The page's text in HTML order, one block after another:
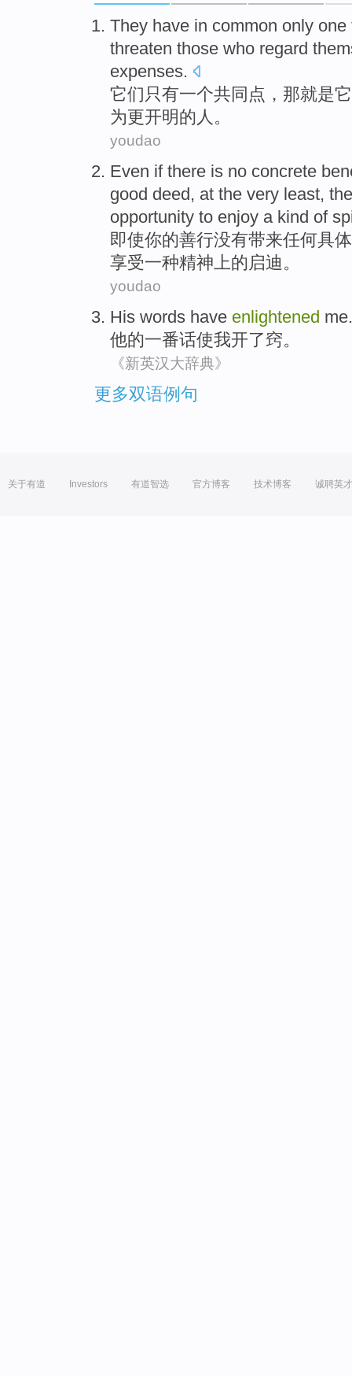
They have in common only one
threaten those who regard
expenses.
它们只有一个共同点 ， 那就是
为更开明的人。
youdao
Even if there is no concrete
good deed, at the very least,
opportunity to enjoy akind of
即使你的善行没有带来任何具体
享受一种精神上的启迪。
youdao
His words have enlightened me.
他的一番话使我开了窍。
《新英汉大辞典》
更多双语例句
关于有道 Investors 有道智选 官方博客 技术博客 诚聘英才